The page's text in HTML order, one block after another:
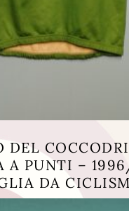
DEL
A PUNTI –
DA